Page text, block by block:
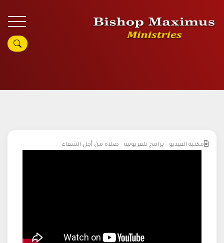
مكتبة الفيديو - برامج تلفزيونية - صلاة من أجل الشفاء